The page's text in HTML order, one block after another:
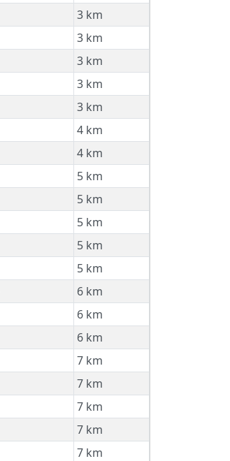
3 km
3 km
3 km
3 km
3 km
4 km
4 km
5 km
5 km
5 km
5 km
5 km
6 km
6 km
6 km
7 km
7 km
7 km
7 km
7 km